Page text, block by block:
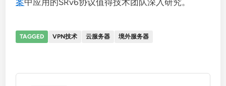
案中应用的SRv6协议值得技术团队深入研究。
TAGGED VPN技术 云服务器 境外服务器